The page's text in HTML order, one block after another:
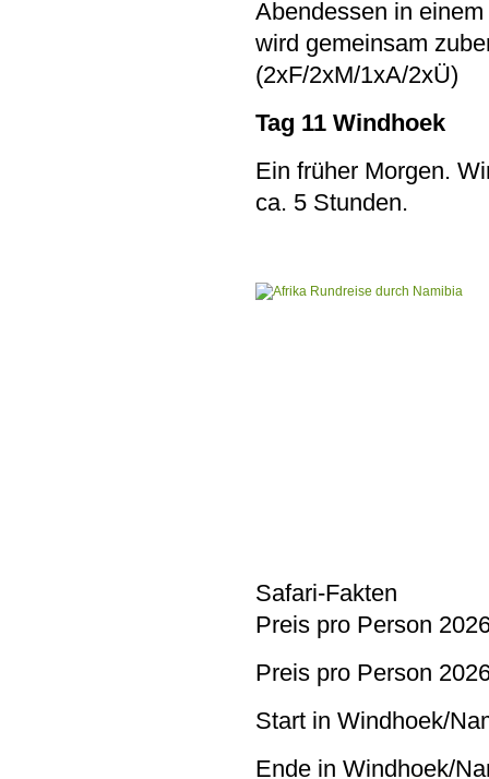
Abendessen in
wird gemeinsam
(2xF/2xM/1xA/2xÜ)
Tag 11 Windhoek
Ein früher Morgen.
ca. 5 Stunden.
Safari-Fakten
Preis pro Person
Preis pro Person
Start in Windhoek/
Ende in Windhoek/